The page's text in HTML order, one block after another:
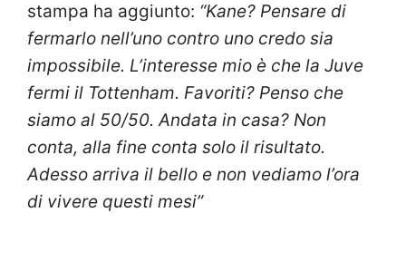
stampa ha aggiunto: “Kane? Pensare di
fermarlo nell’uno contro uno credo sia
impossibile. L’interesse mio è che la Juve
fermi il Tottenham. Favoriti? Penso che
siamo al 50/50. Andata in casa? Non
conta, alla fine conta solo il risultato.
Adesso arriva il bello e non vediamo l’ora
di vivere questi mesi”